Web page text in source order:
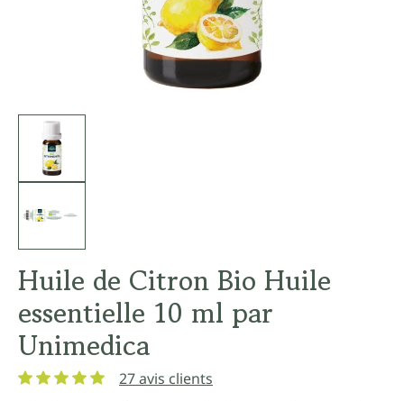
Huile de Citron Bio Huile
essentielle 10 ml par
Unimedica
27 avis clients